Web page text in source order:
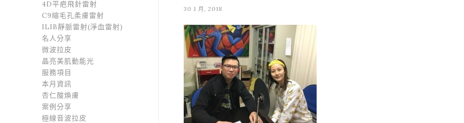
30 1 月, 2018
4D平疤飛針雷射
C9縮毛孔柔膚雷射
ILIB靜脈雷射(淨血雷射)
名人分享
微波拉皮
晶亮美肌動能光
服務項目
本月資訊
杏仁酸煥膚
案例分享
極線音波拉皮